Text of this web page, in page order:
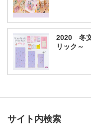
2020 冬
リック～
サイト内検索